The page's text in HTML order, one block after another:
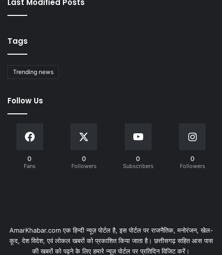
Last Modified Posts
Tags
Trending news
Follow Us
0
Fans
0
Followers
0
Subscribers
0
Followers
AmarKhabar.com एक हिन्दी न्यूज़ पोर्टल है, इस पोर्टल पर राजनैतिक, मनोरंजन, खेल-
कूद, देश विदेश, एवं लोकल खबरों को प्रकाशित किया जाता है। छत्तीसगढ़ सहित आस पास
की खबरों को पढ़ने के लिए हमारे न्यूज़ पोर्टल पर प्रतिदिन विजिट करें।